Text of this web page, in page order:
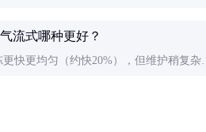
流式哪种更好？
快更均匀（约快20%），但维护稍复杂